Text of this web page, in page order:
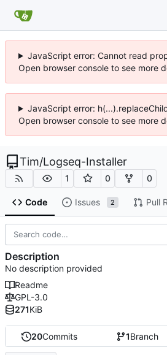
JavaScript error: Cannot read
Open browser console to see more
JavaScript error:
Open browser console to see more
Tim/Logseq-Installer
1 0 0
Code Issues 2 Pull
20Commits 1Branch
Description
No description provided
Readme
GPL-3.0
271KiB